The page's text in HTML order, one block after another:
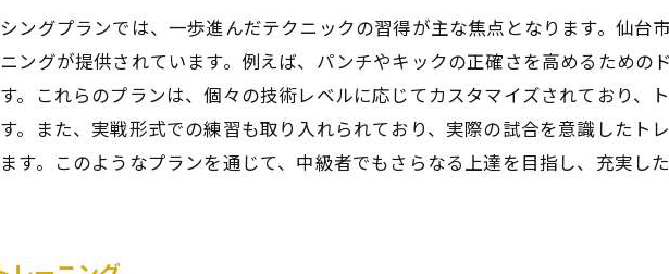
ングプランでは、一歩進んだテクニックの習得が主な焦点となります。仙台
ングが提供されています。例えば、パンチやキックの正確さを高めるため
。これらのプランは、個々の技術レベルに応じてカスタマイズされており、
。また、実戦形式での練習も取り入れられており、実際の試合を意識したト
す。このようなプランを通じて、中級者でもさらなる上達を目指し、充実し